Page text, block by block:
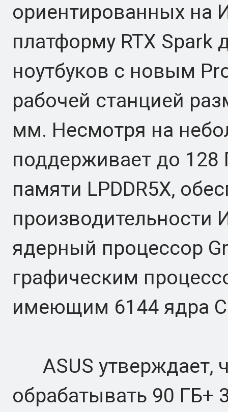
ориентированных на
платформу RTX Spark
ноутбуков с новым
рабочей станцией
мм. Несмотря на
поддерживает до
памяти LPDDR5X,
производительности
ядерный процессор
графическим
имеющим 6144 ядра
ASUS утверждает,
обрабатывать 90 ГБ+